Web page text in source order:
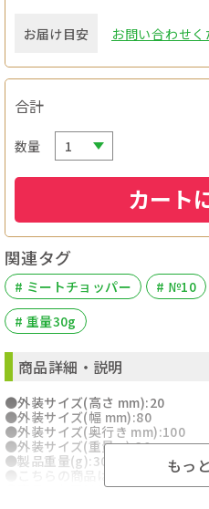
お届け目安 お問い合わせく
合計
数量
カート
関連タグ
# ミートチョッパー # №10
# 重量30g
商品詳細・説明
●外装サイズ(高さ mm):20
●外装サイズ(幅 mm):80
●外装サイズ(奥行き mm):100
●外装サイズ(重量 g):30
●製品重量(g):30
●こちらの商品はメール便での発
●商品のお届けには、発送日から
もっ